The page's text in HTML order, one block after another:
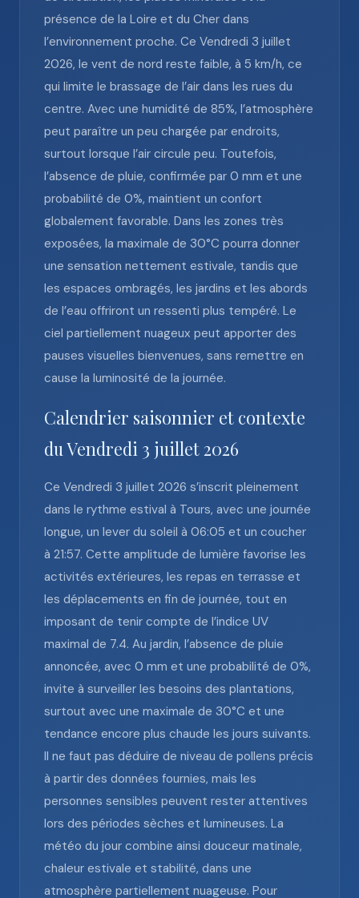
présence de la Loire et du Cher dans
l’environnement proche. Ce Vendredi 3 juillet
2026, le vent de nord reste faible, à 5 km/h, ce
qui limite le brassage de l’air dans les rues du
centre. Avec une humidité de 85%, l’atmosphère
peut paraître un peu chargée par endroits,
surtout lorsque l’air circule peu. Toutefois,
l’absence de pluie, confirmée par 0 mm et une
probabilité de 0%, maintient un confort
globalement favorable. Dans les zones très
exposées, la maximale de 30°C pourra donner
une sensation nettement estivale, tandis que
les espaces ombragés, les jardins et les abords
de l’eau offriront un ressenti plus tempéré. Le
ciel partiellement nuageux peut apporter des
pauses visuelles bienvenues, sans remettre en
cause la luminosité de la journée.
Calendrier saisonnier et contexte
du Vendredi 3 juillet 2026
Ce Vendredi 3 juillet 2026 s’inscrit pleinement
dans le rythme estival à Tours, avec une journée
longue, un lever du soleil à 06:05 et un coucher
à 21:57. Cette amplitude de lumière favorise les
activités extérieures, les repas en terrasse et
les déplacements en fin de journée, tout en
imposant de tenir compte de l’indice UV
maximal de 7.4. Au jardin, l’absence de pluie
annoncée, avec 0 mm et une probabilité de 0%,
invite à surveiller les besoins des plantations,
surtout avec une maximale de 30°C et une
tendance encore plus chaude les jours suivants.
Il ne faut pas déduire de niveau de pollens précis
à partir des données fournies, mais les
personnes sensibles peuvent rester attentives
lors des périodes sèches et lumineuses. La
météo du jour combine ainsi douceur matinale,
chaleur estivale et stabilité, dans une
atmosphère partiellement nuageuse. Pour